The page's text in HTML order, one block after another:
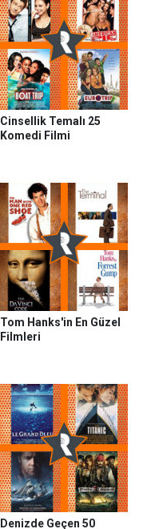
Cinsellik Temalı 25
Komedi Filmi
Tom Hanks'in En Güzel
Filmleri
Denizde Geçen 50